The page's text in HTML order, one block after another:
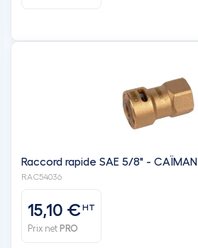
Raccord rapide SAE 5/8" - CAÏMAN
RAC54036
15,10 €HT
Prix net PRO